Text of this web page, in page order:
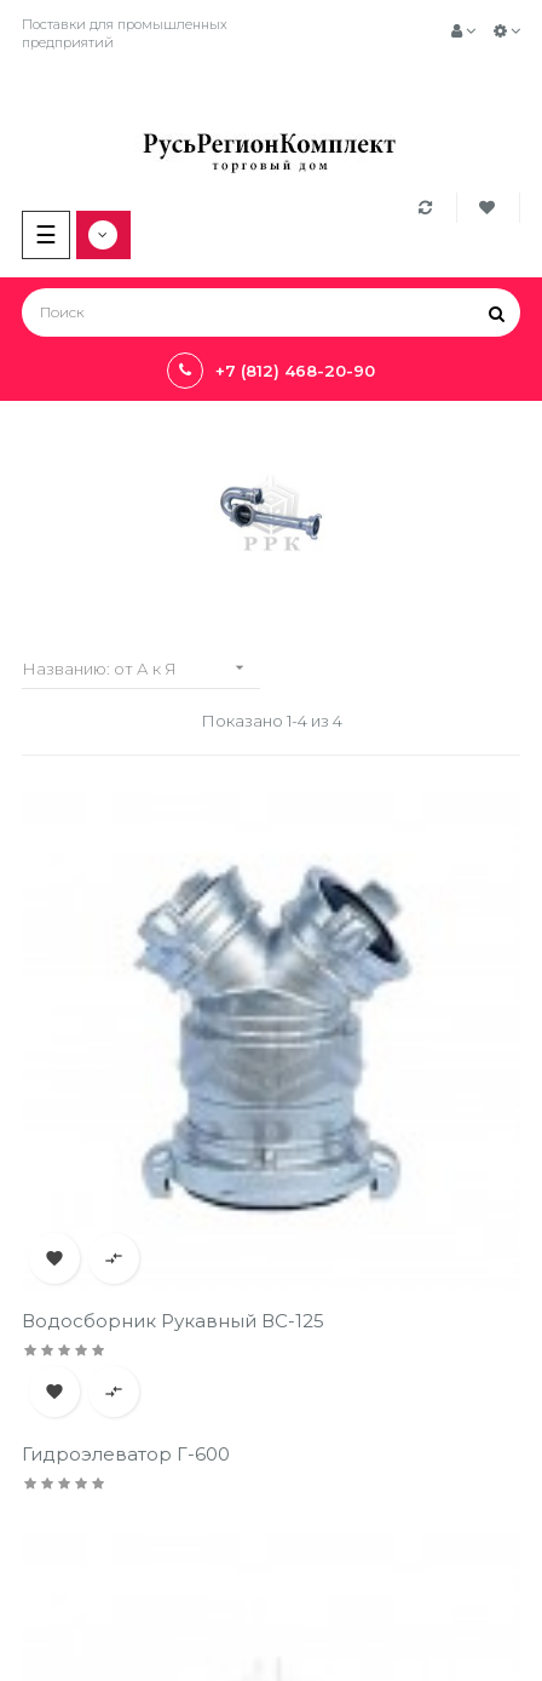
Поставки для промышленных
предприятий
Toggle
navigation
☰
+7 (812) 468-20-90
Названию: от А к Я 
Показано 1-4 из 4
 
Водосборник Рукавный ВС-125
 
Гидроэлеватор Г-600